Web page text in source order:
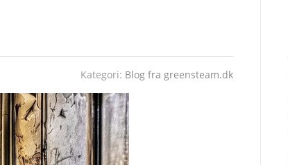
Kategori: Blog fra greensteam.dk